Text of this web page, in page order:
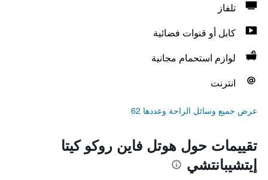
تلفاز
كابل أو قنوات فضائية
لوازم استحمام مجانية
انترنت
عرض جميع وسائل الراحة وعددها 62
تقييمات حول هوتل فاين روكو كيتا
إيتشيبانتشي